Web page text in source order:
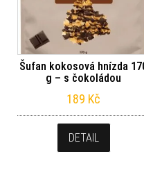
Šufan kokosová hnízda
g – s čokoládou
189 Kč
DETAIL